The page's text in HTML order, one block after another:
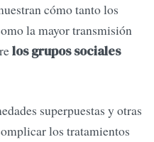
cómo tanto los
la mayor transmisión
los grupos sociales
superpuestas y otras
los tratamientos